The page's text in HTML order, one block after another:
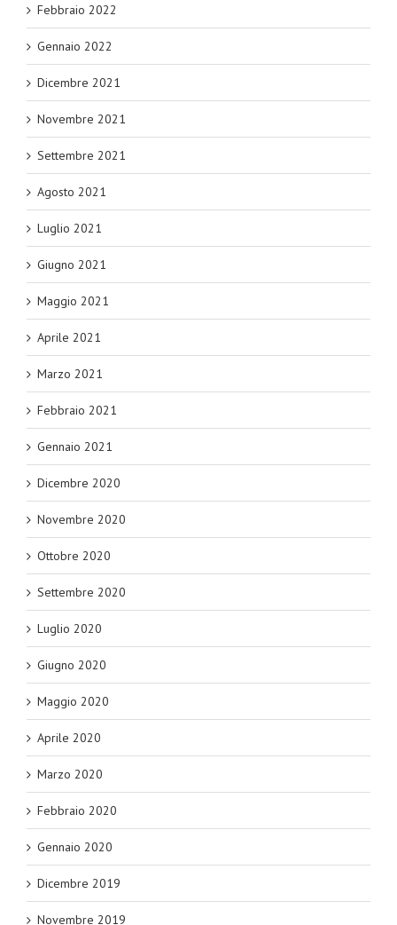
Febbraio 2022
Gennaio 2022
Dicembre 2021
Novembre 2021
Settembre 2021
Agosto 2021
Luglio 2021
Giugno 2021
Maggio 2021
Aprile 2021
Marzo 2021
Febbraio 2021
Gennaio 2021
Dicembre 2020
Novembre 2020
Ottobre 2020
Settembre 2020
Luglio 2020
Giugno 2020
Maggio 2020
Aprile 2020
Marzo 2020
Febbraio 2020
Gennaio 2020
Dicembre 2019
Novembre 2019